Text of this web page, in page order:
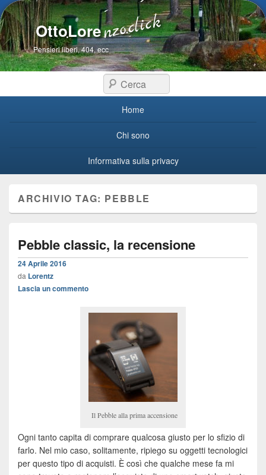
OttoLore
Pensieri liberi, 404, ecc
Cerca
Home
Chi sono
Informativa sulla privacy
ARCHIVIO TAG: PEBBLE
Pebble classic, la recensione
24 Aprile 2016
da Lorentz
Lascia un commento
Il Pebble alla prima accensione
Ogni tanto capita di comprare qualcosa giusto per lo sfizio di
farlo. Nel mio caso, solitamente, ripiego su oggetti tecnologici
per questo tipo di acquisti. È così che qualche mese fa mi